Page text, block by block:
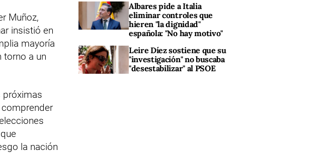
Muñoz,
insistió en
mayoría
torno a un
próximas
la nación
Albares pide a Italia
eliminar controles que
hieren "la dignidad"
española: "No hay motivo"
Leire Díez sostiene que su
"investigación" no buscaba
"desestabilizar" al PSOE